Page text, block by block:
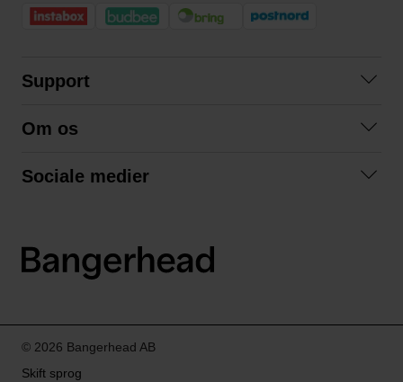
Support
Betingelser
Om os
Sociale medier
LinkedIn
© 2026 Bangerhead AB
Skift sprog